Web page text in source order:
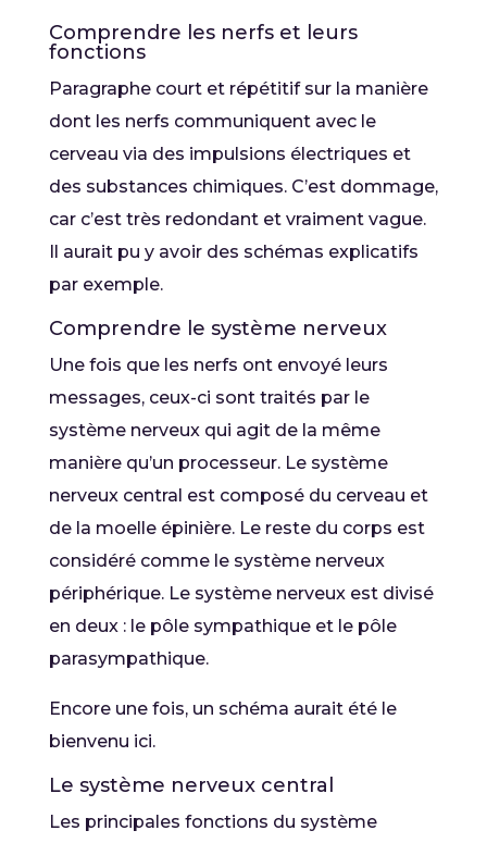
Comprendre les nerfs et leurs
fonctions
Paragraphe court et répétitif sur la manière
dont les nerfs communiquent avec le
cerveau via des impulsions électriques et
des substances chimiques. C’est dommage,
car c’est très redondant et vraiment vague.
Il aurait pu y avoir des schémas explicatifs
par exemple.
Comprendre le système nerveux
Une fois que les nerfs ont envoyé leurs
messages, ceux-ci sont traités par le
système nerveux qui agit de la même
manière qu’un processeur. Le système
nerveux central est composé du cerveau et
de la moelle épinière. Le reste du corps est
considéré comme le système nerveux
périphérique. Le système nerveux est divisé
en deux : le pôle sympathique et le pôle
parasympathique.
Encore une fois, un schéma aurait été le
bienvenu ici.
Le système nerveux central
Les principales fonctions du système